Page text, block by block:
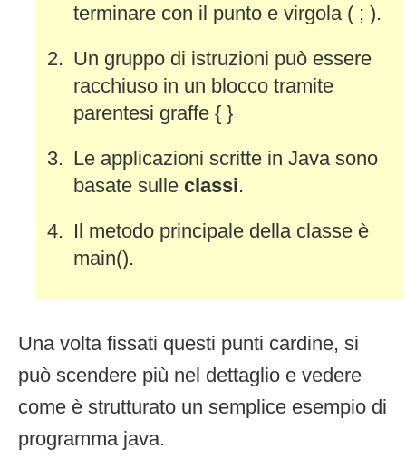
terminare con il punto e virgola ( ; ).
Un gruppo di istruzioni può essere
racchiuso in un blocco tramite
parentesi graffe { }
Le applicazioni scritte in Java sono
basate sulle classi.
Il metodo principale della classe è
main().
Una volta fissati questi punti cardine, si
può scendere più nel dettaglio e vedere
come è strutturato un semplice esempio di
programma java.